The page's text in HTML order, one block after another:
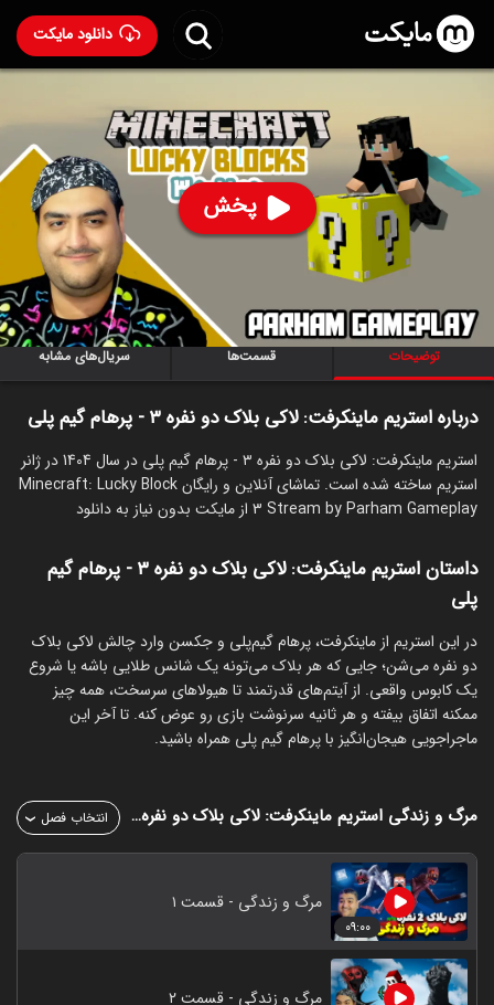
دانلود مایکت
پخش ۶۳ 95% پرهام گیم پلی
ساخت ایران سال 1404
رده سنی ۱۳+
توضیحات قسمت‌ها سریال‌های مشابه
درباره استریم ماینکرفت: لاکی بلاک دو نفره ۳ - پرهام گیم پلی
استریم ماینکرفت: لاکی بلاک دو نفره ۳ - پرهام گیم پلی در سال 1404 در ژانر
استریم ساخته شده است. تماشای آنلاین و رایگان Minecraft: Lucky Block
3 Stream by Parham Gameplay از مایکت بدون نیاز به دانلود
داستان استریم ماینکرفت: لاکی بلاک دو نفره ۳ - پرهام گیم
پلی
‏در این استریم از ماینکرفت، پرهام گیم‌پلی و جکسن وارد چالش لاکی‌ بلاک
دو نفره می‌شن؛ جایی که هر بلاک می‌تونه یک شانس طلایی باشه یا شروع
یک کابوس واقعی. از آیتم‌های قدرتمند تا هیولاهای سرسخت، همه چیز
ممکنه اتفاق بیفته و هر ثانیه سرنوشت بازی رو عوض کنه. تا آخر این
ماجراجویی هیجان‌انگیز با پرهام گیم پلی همراه باشید.
مرگ و زندگی استریم ماینکرفت: لاکی بلاک دو نفره ۳ - پرهام گیم پلی انتخاب فصل
۰۹:۰۰
مرگ و زندگی - قسمت ۱
مرگ و زندگی - قسمت ۲